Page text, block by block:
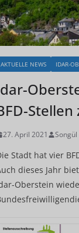
AKTUELLE NEWS IDAR-
27. April 2021
Stadt hat vier
dieses Jahr
Oberstein